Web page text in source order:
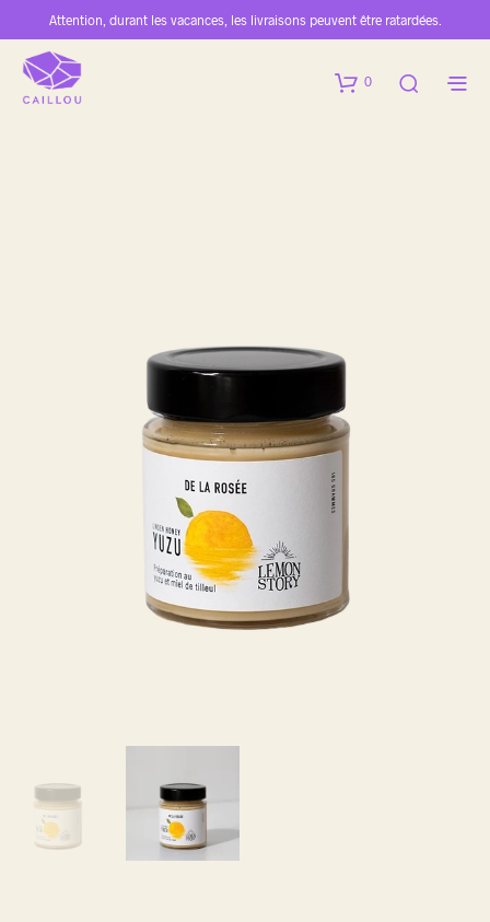
Attention, durant les vacances, les livraisons peuvent être ratardées.
0